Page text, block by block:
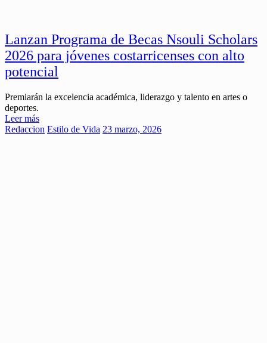
Lanzan Programa de Becas Nsouli Scholars
2026 para jóvenes costarricenses con alto
potencial
Premiarán la excelencia académica, liderazgo y talento en artes o
deportes.
Leer más
Redaccion Estilo de Vida 23 marzo, 2026